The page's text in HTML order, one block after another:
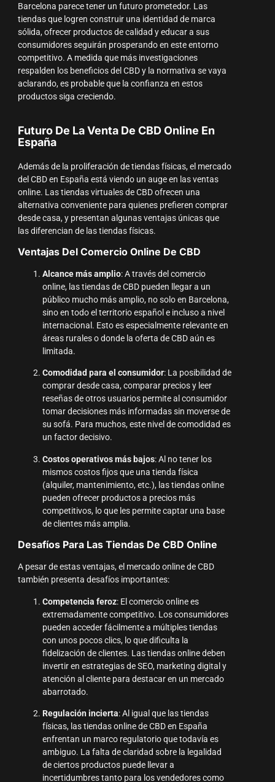
Barcelona parece tener un futuro prometedor. Las
tiendas que logren construir una identidad de marca
sólida, ofrecer productos de calidad y educar a sus
consumidores seguirán prosperando en este entorno
competitivo. A medida que más investigaciones
respalden los beneficios del CBD y la normativa se vaya
aclarando, es probable que la confianza en estos
productos siga creciendo.
Futuro De La Venta De CBD Online En
España
Además de la proliferación de tiendas físicas, el mercado
del CBD en España está viendo un auge en las ventas
online. Las tiendas virtuales de CBD ofrecen una
alternativa conveniente para quienes prefieren comprar
desde casa, y presentan algunas ventajas únicas que
las diferencian de las tiendas físicas.
Ventajas Del Comercio Online De CBD
Alcance más amplio: A través del comercio
online, las tiendas de CBD pueden llegar a un
público mucho más amplio, no solo en Barcelona,
sino en todo el territorio español e incluso a nivel
internacional. Esto es especialmente relevante en
áreas rurales o donde la oferta de CBD aún es
limitada.
Comodidad para el consumidor: La posibilidad de
comprar desde casa, comparar precios y leer
reseñas de otros usuarios permite al consumidor
tomar decisiones más informadas sin moverse de
su sofá. Para muchos, este nivel de comodidad es
un factor decisivo.
Costos operativos más bajos: Al no tener los
mismos costos fijos que una tienda física
(alquiler, mantenimiento, etc.), las tiendas online
pueden ofrecer productos a precios más
competitivos, lo que les permite captar una base
de clientes más amplia.
Desafíos Para Las Tiendas De CBD Online
A pesar de estas ventajas, el mercado online de CBD
también presenta desafíos importantes:
Competencia feroz: El comercio online es
extremadamente competitivo. Los consumidores
pueden acceder fácilmente a múltiples tiendas
con unos pocos clics, lo que dificulta la
fidelización de clientes. Las tiendas online deben
invertir en estrategias de SEO, marketing digital y
atención al cliente para destacar en un mercado
abarrotado.
Regulación incierta: Al igual que las tiendas
físicas, las tiendas online de CBD en España
enfrentan un marco regulatorio que todavía es
ambiguo. La falta de claridad sobre la legalidad
de ciertos productos puede llevar a
incertidumbres tanto para los vendedores como